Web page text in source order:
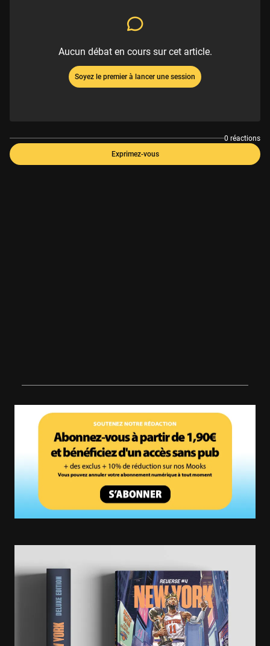
Aucun débat en cours sur cet article.
Soyez le premier à lancer une session
0 réactions
Exprimez-vous